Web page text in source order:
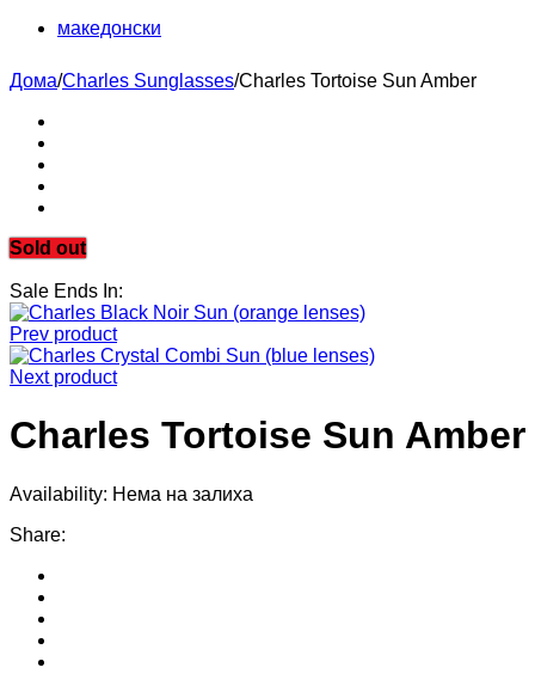
македонски
Дома/Charles Sunglasses/Charles Tortoise Sun Amber
Sold out
Sale Ends In:
Prev product
Next product
Charles Tortoise Sun Amber
Availability: Нема на залиха
Share: